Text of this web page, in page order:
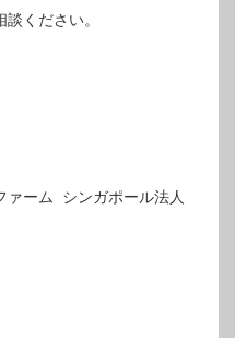
ください。
ァーム シンガポール法人